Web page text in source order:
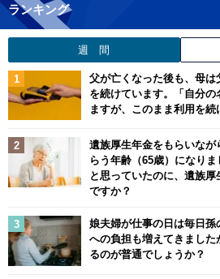
ランキング
週 間
父が亡くなった後も、母
を続けています。「自分
ますが、このまま利用を続
遺族厚生年金をもらいなが
らう年齢（65歳）になり
と思っていたのに、遺族
ですか？
娘夫婦が仕事の日は毎日
への負担も増えてきまし
るのが普通でしょうか？